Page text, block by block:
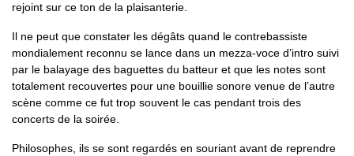
rejoint sur ce ton de la plaisanterie.
Il ne peut que constater les dégâts quand le contrebassiste
mondialement reconnu se lance dans un mezza-voce d’intro suivi
par le balayage des baguettes du batteur et que les notes sont
totalement recouvertes pour une bouillie sonore venue de l’autre
scène comme ce fut trop souvent le cas pendant trois des
concerts de la soirée.
Philosophes, ils se sont regardés en souriant avant de reprendre